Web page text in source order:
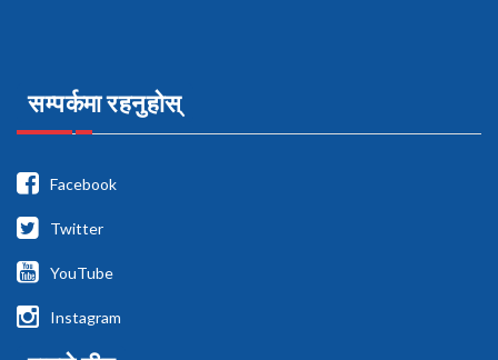
सम्पर्कमा रहनुहोस्
Facebook
Twitter
YouTube
Instagram